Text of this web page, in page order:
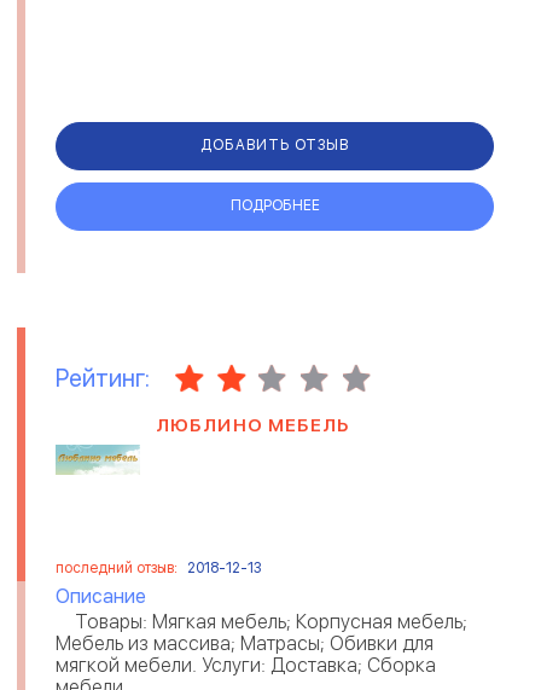
ДОБАВИТЬ ОТЗЫВ
ПОДРОБНЕЕ
Рейтинг:
ЛЮБЛИНО МЕБЕЛЬ
последний отзыв: 2018-12-13
Описание
Товары: Мягкая мебель; Корпусная мебель;
Мебель из массива; Матрасы; Обивки для
мягкой мебели. Услуги: Доставка; Сборка